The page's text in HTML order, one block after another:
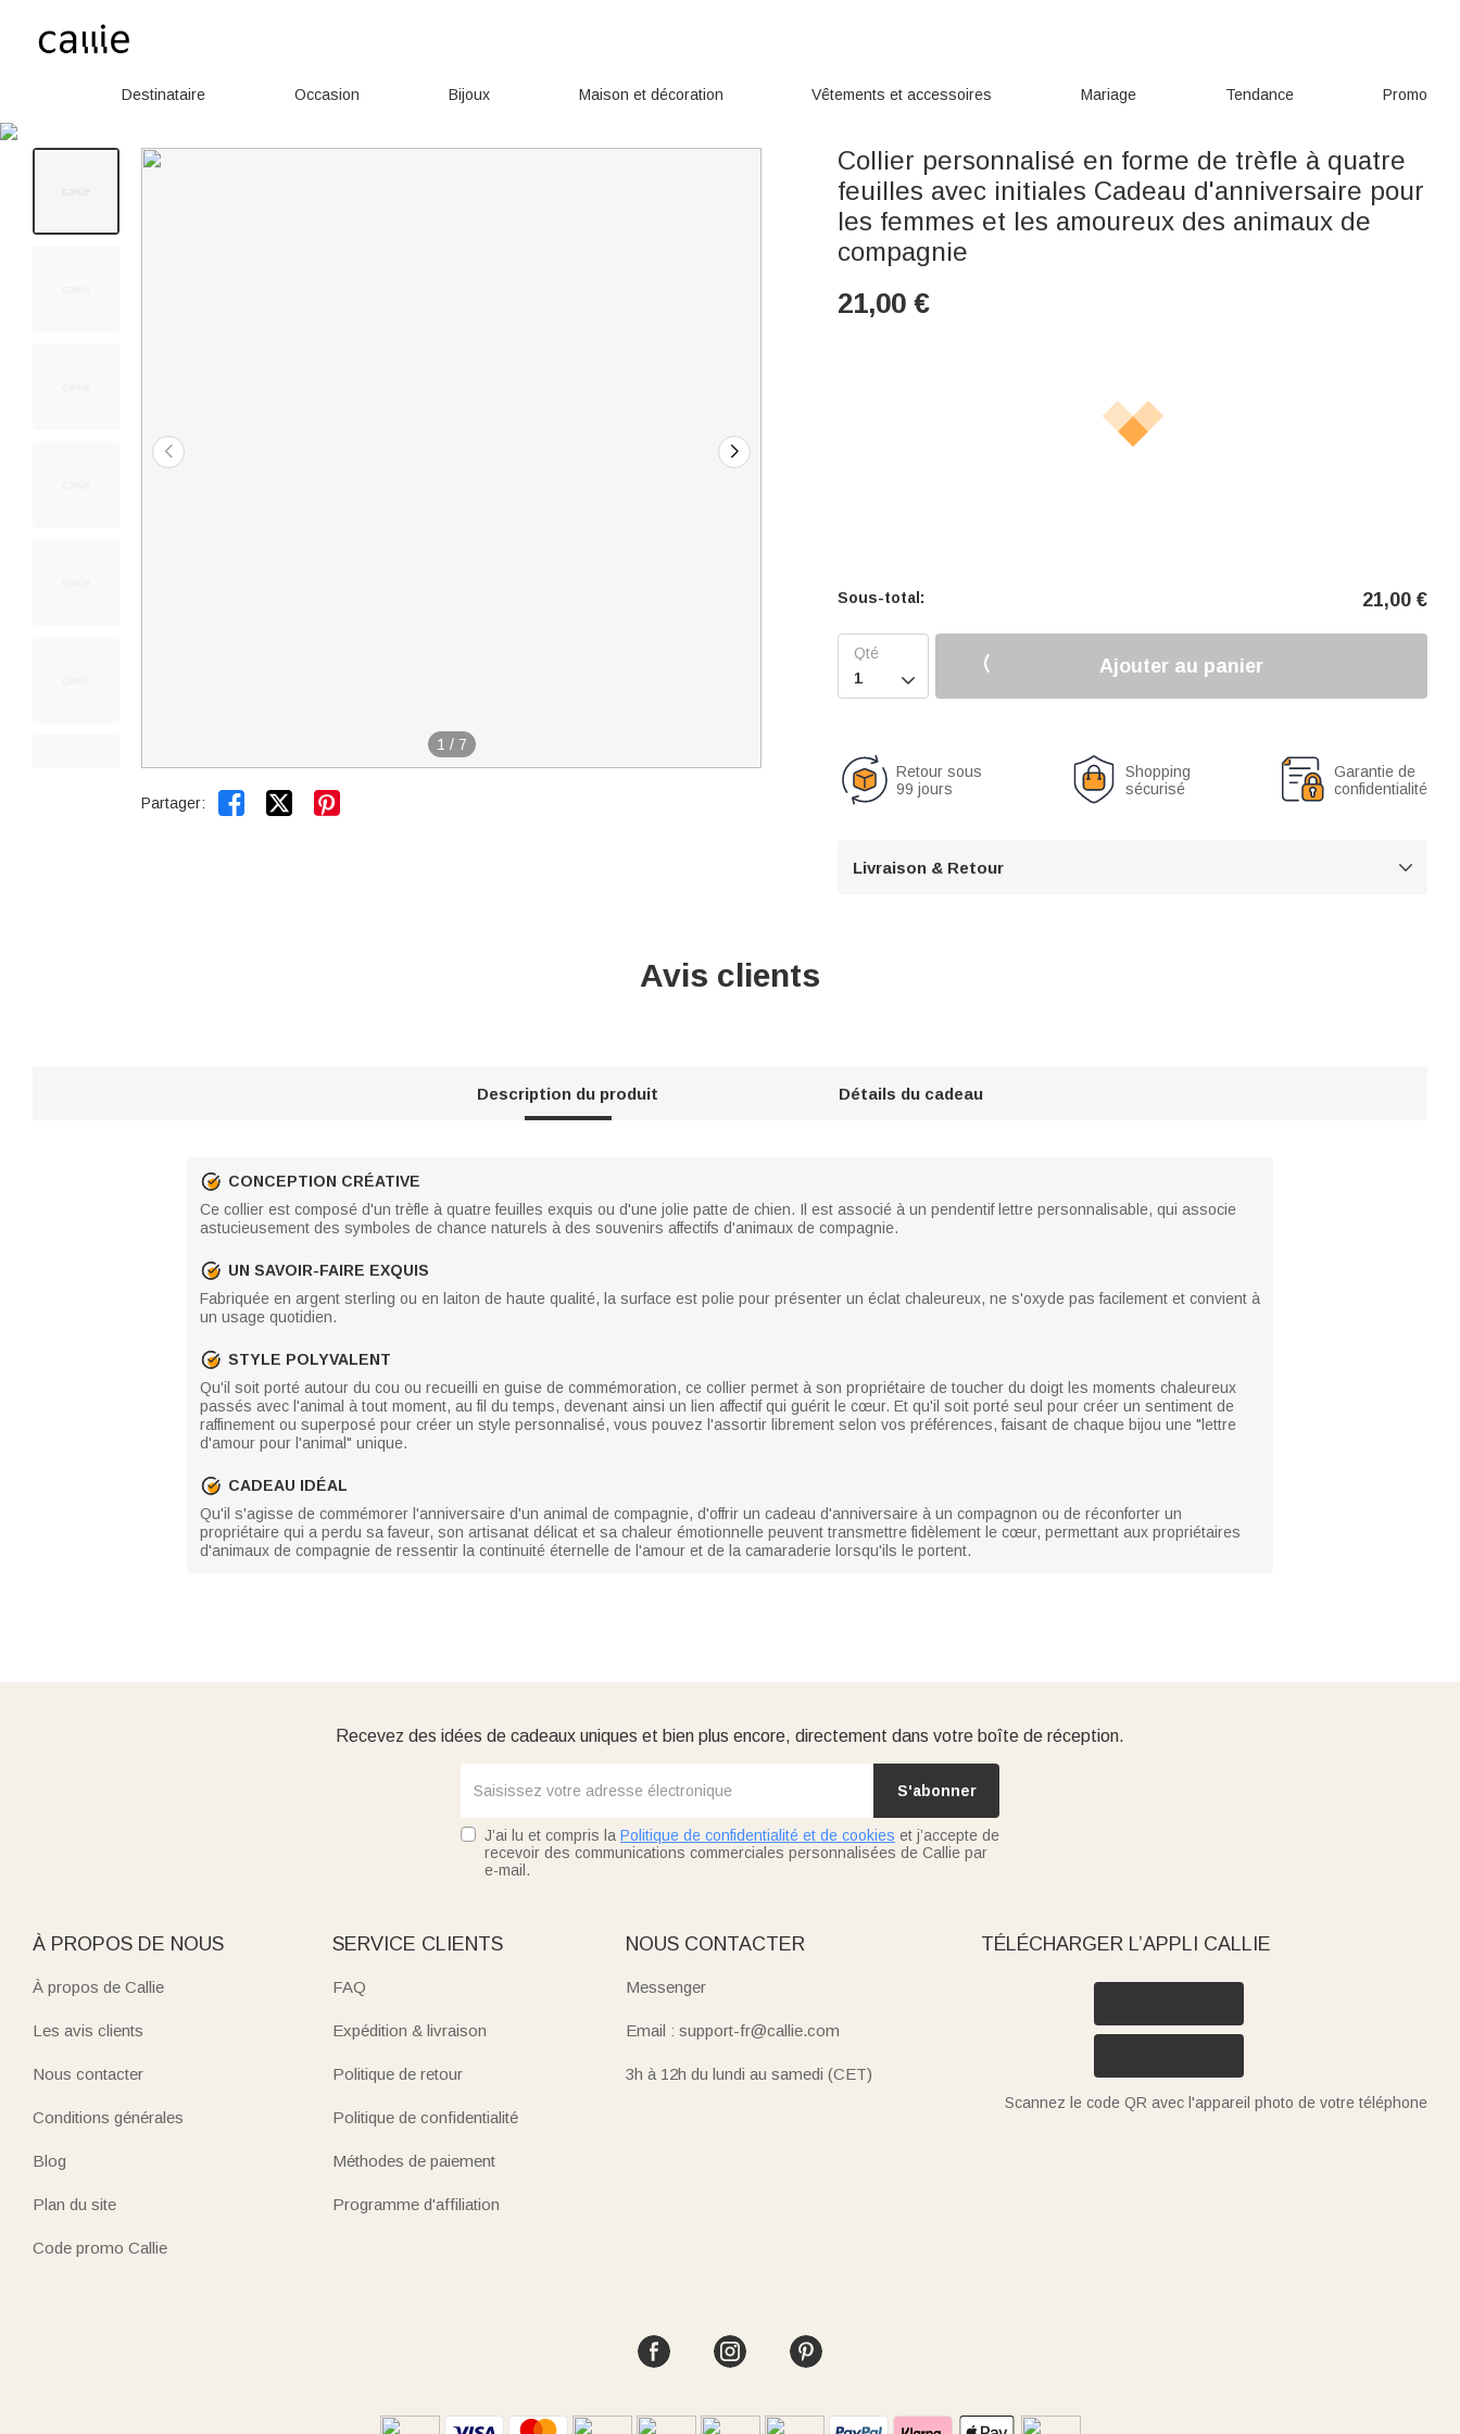
Destinataire Occasion Bijoux Maison et décoration Vêtements et accessoires Mariage Tendance Promo
1 / 7
Partager:  
Collier personnalisé en forme de trèfle à quatre
feuilles avec initiales Cadeau d'anniversaire pour
les femmes et les amoureux des animaux de
compagnie
21,00 €
Sous-total: 21,00 €

Ajouter au panier
Retour sous
99 jours
Shopping
sécurisé
Garantie de
confidentialité
Livraison & Retour 
Avis clients
Description du produit Détails du cadeau
CONCEPTION CRÉATIVE
Ce collier est composé d'un trèfle à quatre feuilles exquis ou d'une jolie patte de chien. Il est associé à un pendentif lettre personnalisable, qui associe
astucieusement des symboles de chance naturels à des souvenirs affectifs d'animaux de compagnie.
UN SAVOIR-FAIRE EXQUIS
Fabriquée en argent sterling ou en laiton de haute qualité, la surface est polie pour présenter un éclat chaleureux, ne s'oxyde pas facilement et convient à
un usage quotidien.
STYLE POLYVALENT
Qu'il soit porté autour du cou ou recueilli en guise de commémoration, ce collier permet à son propriétaire de toucher du doigt les moments chaleureux
passés avec l'animal à tout moment, au fil du temps, devenant ainsi un lien affectif qui guérit le cœur. Et qu'il soit porté seul pour créer un sentiment de
raffinement ou superposé pour créer un style personnalisé, vous pouvez l'assortir librement selon vos préférences, faisant de chaque bijou une "lettre
d'amour pour l'animal" unique.
CADEAU IDÉAL
Qu'il s'agisse de commémorer l'anniversaire d'un animal de compagnie, d'offrir un cadeau d'anniversaire à un compagnon ou de réconforter un
propriétaire qui a perdu sa faveur, son artisanat délicat et sa chaleur émotionnelle peuvent transmettre fidèlement le cœur, permettant aux propriétaires
d'animaux de compagnie de ressentir la continuité éternelle de l'amour et de la camaraderie lorsqu'ils le portent.
Recevez des idées de cadeaux uniques et bien plus encore, directement dans votre boîte de réception.
S'abonner
J’ai lu et compris la Politique de confidentialité et de cookies et j’accepte de
recevoir des communications commerciales personnalisées de Callie par
e-mail.
À PROPOS DE NOUS
À propos de Callie
Les avis clients
Nous contacter
Conditions générales
Blog
Plan du site
Code promo Callie
SERVICE CLIENTS
FAQ
Expédition & livraison
Politique de retour
Politique de confidentialité
Méthodes de paiement
Programme d'affiliation
NOUS CONTACTER
Messenger
Email : support-fr@callie.com
3h à 12h du lundi au samedi (CET)
TÉLÉCHARGER L’APPLI CALLIE
Scannez le code QR avec l'appareil photo de votre téléphone